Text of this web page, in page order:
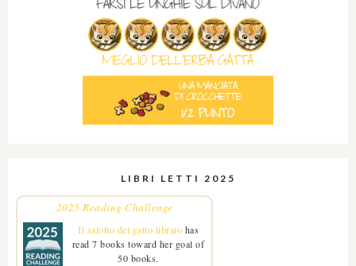
LIBRI LETTI 2025
2025 Reading Challenge
Il salotto del gatto libraio has
read 7 books toward her goal of
50 books.